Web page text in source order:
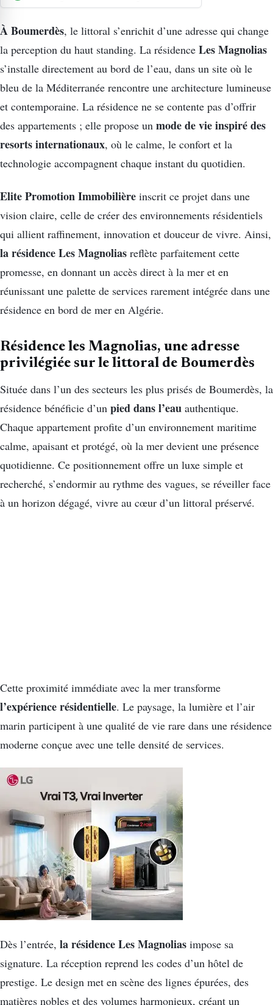
À Boumerdès, le littoral s’enrichit d’une adresse qui change
la perception du haut standing. La résidence Les Magnolias
s’installe directement au bord de l’eau, dans un site où le
bleu de la Méditerranée rencontre une architecture lumineuse
et contemporaine. La résidence ne se contente pas d’offrir
des appartements ; elle propose un mode de vie inspiré des
resorts internationaux, où le calme, le confort et la
technologie accompagnent chaque instant du quotidien.
Elite Promotion Immobilière inscrit ce projet dans une
vision claire, celle de créer des environnements résidentiels
qui allient raffinement, innovation et douceur de vivre. Ainsi,
la résidence Les Magnolias reflète parfaitement cette
promesse, en donnant un accès direct à la mer et en
réunissant une palette de services rarement intégrée dans une
résidence en bord de mer en Algérie.
Résidence les Magnolias, une adresse
privilégiée sur le littoral de Boumerdès
Située dans l’un des secteurs les plus prisés de Boumerdès, la
résidence bénéficie d’un pied dans l’eau authentique.
Chaque appartement profite d’un environnement maritime
calme, apaisant et protégé, où la mer devient une présence
quotidienne. Ce positionnement offre un luxe simple et
recherché, s’endormir au rythme des vagues, se réveiller face
à un horizon dégagé, vivre au cœur d’un littoral préservé.
Cette proximité immédiate avec la mer transforme
l’expérience résidentielle. Le paysage, la lumière et l’air
marin participent à une qualité de vie rare dans une résidence
moderne conçue avec une telle densité de services.
Dès l’entrée, la résidence Les Magnolias impose sa
signature. La réception reprend les codes d’un hôtel de
prestige. Le design met en scène des lignes épurées, des
matières nobles et des volumes harmonieux, créant un